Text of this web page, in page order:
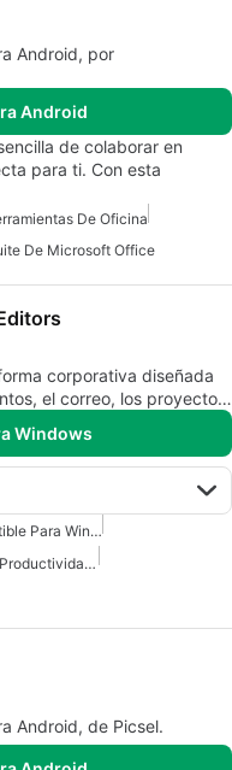
Android, por
Android
de colaborar en
para ti. Con esta
De Oficina
De Microsoft Office
corporativa diseñada
el correo, los proyectos
Windows
Microsoft Office Compatible Para Windows 7
Mejores Extensiones De Productividad Para Chrome
Android, de Picsel.